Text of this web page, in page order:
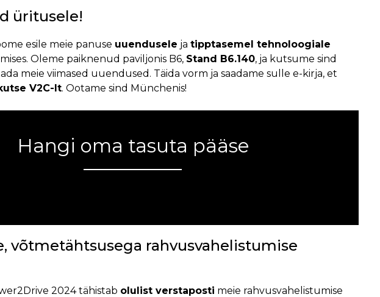
üritusele!
esile meie panuse uuendusele ja tipptasemel tehnoloogiale
Oleme paiknenud paviljonis B6, Stand B6.140, ja kutsume sind
meie viimased uuendused. Täida vorm ja saadame sulle e-kirja, et
V2C-lt. Ootame sind Münchenis!
Hangi oma tasuta pääse
võtmetähtsusega rahvusvahelistumise
2024 tähistab olulist verstaposti meie rahvusvahelistumise